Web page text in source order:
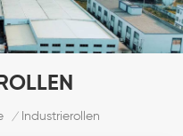
/ Industrierollen